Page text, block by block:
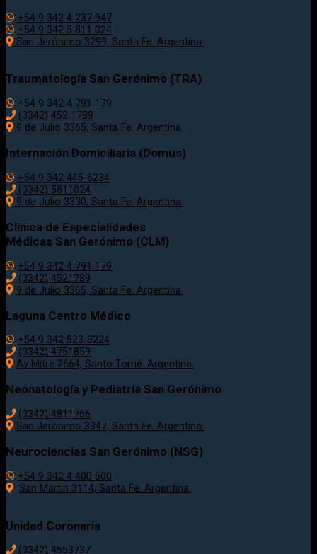
+54 9 342 4 237 947
+54 9 342 5 811 024
San Jerónimo 3299, Santa Fe. Argentina.
Traumatología San Gerónimo (TRA)
+54 9 342 4 791 179
(0342) 452 1789
9 de Julio 3365, Santa Fe. Argentina.
Internación Domiciliaria (Domus)
+54 9 342 445-6234
(0342) 5811024
9 de Julio 3330, Santa Fe. Argentina.
Clinica de Especialidades
Médicas San Gerónimo (CLM)
+54 9 342 4 791 179
(0342) 4521789
9 de Julio 3365, Santa Fe. Argentina.
Laguna Centro Médico
+54 9 342 523-3224
(0342) 4751859
Av Mitre 2664, Santo Tomé. Argentina.
Neonatología y Pediatría San Gerónimo
(0342) 4811766
San Jerónimo 3347, Santa Fe. Argentina.
Neurociencias San Gerónimo (NSG)
+54 9 342 4 400 600
San Martin 3114, Santa Fe. Argentina.
Unidad Coronaria
(0342) 4553737